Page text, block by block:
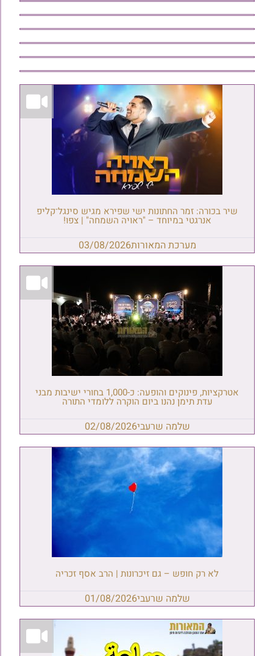
שיר בכורה: זמר החתונות ישי שפירא מגיש סינגל־קליפ
אנרגטי במיוחד – "ראויה השמחה" | צפו!
מערכת המאורות03/08/2026
אטרקציות, פינוקים והופעה: כ-1,000 בחורי ישיבות מבני
עדת תימן נהנו ביום הוקרה ללומדי התורה
שלמה שרעבי02/08/2026
לא רק חופש – גם זיכרונות | הרב אסף זכריה
שלמה שרעבי01/08/2026